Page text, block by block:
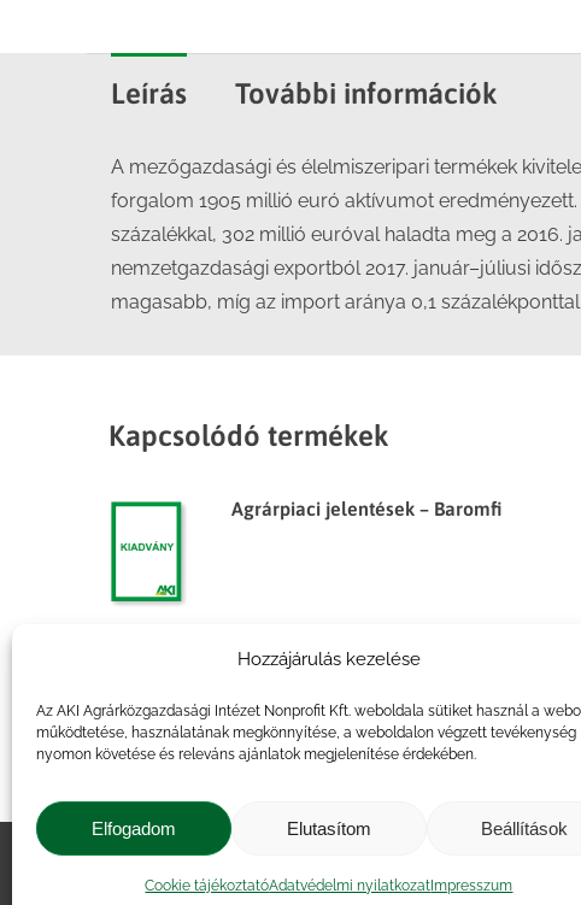
Hozzájárulás kezelése
Az AKI Agrárközgazdasági Intézet Nonprofit Kft. weboldala sütiket használ a
működtetése, használatának megkönnyítése, a weboldalon végzett tevékenység
nyomon követése és releváns ajánlatok megjelenítése érdekében.
Elfogadom Elutasítom Beállítások
Cookie tájékoztatóAdatvédelmi nyilatkozat Impresszum
Leírás További információk
A mezőgazdasági és élelmiszeripari termékek
forgalom 1905 millió euró aktívumot eredményezett.
százalékkal, 302 millió euróval haladta meg a 2016.
nemzetgazdasági exportból 2017. január–júliusi
magasabb, míg az import aránya 0,1
Kapcsolódó termékek
Agrárpiaci jelentések – Baromfi
Agrárpiaci jelentések – Baromfi
Impresszum Kapcsolat